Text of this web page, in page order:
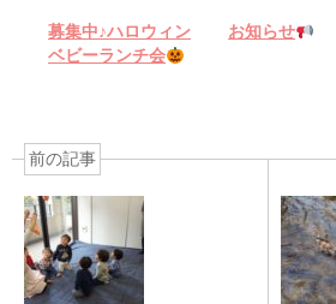
募集中♪ハロウィン
ベビーランチ会
お知らせ
前の記事